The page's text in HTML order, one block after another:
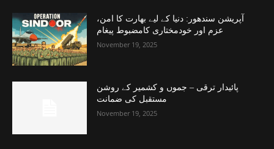
آپریشن سندھور: دنیا کے لیے بھارت کا امن،
عزم اور خودمختاری کامضبوط پیغام
November 19, 2025
پائیدار ترقی – جموں و کشمیر کے روشن
مستقبل کی ضمانت
November 19, 2025